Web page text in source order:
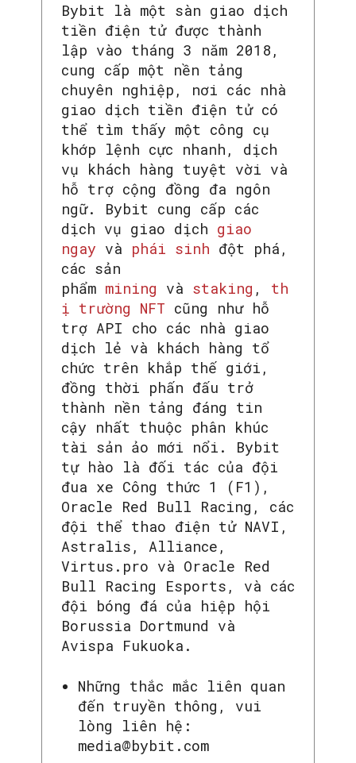
Bybit là một sàn giao dịch
tiền điện tử được thành
lập vào tháng 3 năm 2018,
cung cấp một nền tảng
chuyên nghiệp, nơi các nhà
giao dịch tiền điện tử có
thể tìm thấy một công cụ
khớp lệnh cực nhanh, dịch
vụ khách hàng tuyệt vời và
hỗ trợ cộng đồng đa ngôn
ngữ. Bybit cung cấp các
dịch vụ giao dịch giao
ngay và phái sinh đột phá,
các sản
phẩm mining và staking , th
ị trường NFT cũng như hỗ
trợ API cho các nhà giao
dịch lẻ và khách hàng tổ
chức trên khắp thế giới,
đồng thời phấn đấu trở
thành nền tảng đáng tin
cậy nhất thuộc phân khúc
tài sản ảo mới nổi. Bybit
tự hào là đối tác của đội
đua xe Công thức 1 (F1),
Oracle Red Bull Racing, các
đội thể thao điện tử NAVI,
Astralis, Alliance,
Virtus.pro và Oracle Red
Bull Racing Esports, và các
đội bóng đá của hiệp hội
Borussia Dortmund và
Avispa Fukuoka.
Những thắc mắc liên quan
đến truyền thông, vui
lòng liên hệ:
media@bybit.com